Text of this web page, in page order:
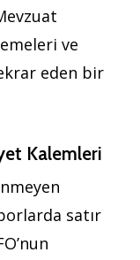
ve
eden bir
Kalemleri
satır